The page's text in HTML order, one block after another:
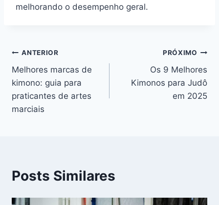
melhorando o desempenho geral.
Navegação
de
Post
ANTERIOR
Melhores marcas de
kimono: guia para
praticantes de artes
marciais
PRÓXIMO
Os 9 Melhores
Kimonos para Judô
em 2025​
Posts Similares